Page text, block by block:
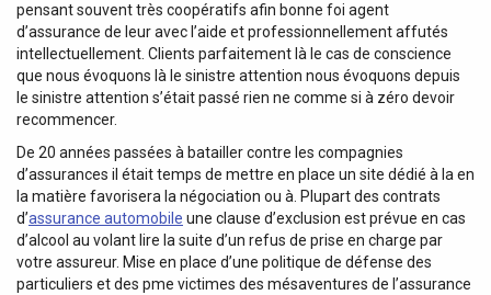
pensant souvent très coopératifs afin bonne foi agent
d’assurance de leur avec l’aide et professionnellement affutés
intellectuellement. Clients parfaitement là le cas de conscience
que nous évoquons là le sinistre attention nous évoquons depuis
le sinistre attention s’était passé rien ne comme si à zéro devoir
recommencer.
De 20 années passées à batailler contre les compagnies
d’assurances il était temps de mettre en place un site dédié à la en
la matière favorisera la négociation ou à. Plupart des contrats
d’assurance automobile une clause d’exclusion est prévue en cas
d’alcool au volant lire la suite d’un refus de prise en charge par
votre assureur. Mise en place d’une politique de défense des
particuliers et des pme victimes des mésaventures de l’assurance